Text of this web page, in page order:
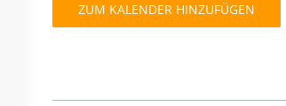
ZUM KALENDER HINZUFÜGEN